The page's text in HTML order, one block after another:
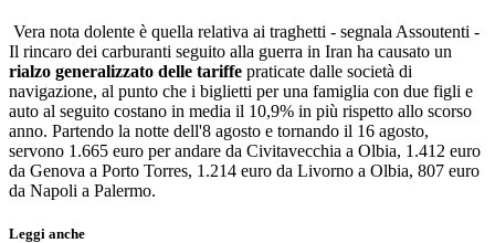
Vera nota dolente è quella relativa ai traghetti - segnala Assoutenti -
Il rincaro dei carburanti seguito alla guerra in Iran ha causato un
rialzo generalizzato delle tariffe praticate dalle società di
navigazione, al punto che i biglietti per una famiglia con due figli e
auto al seguito costano in media il 10,9% in più rispetto allo scorso
anno. Partendo la notte dell'8 agosto e tornando il 16 agosto,
servono 1.665 euro per andare da Civitavecchia a Olbia, 1.412 euro
da Genova a Porto Torres, 1.214 euro da Livorno a Olbia, 807 euro
da Napoli a Palermo.
Leggi anche